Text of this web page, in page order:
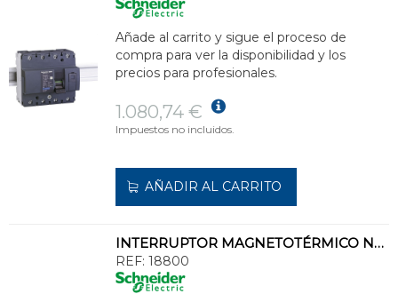
Añade al carrito y sigue el proceso de
compra para ver la disponibilidad y los
precios para profesionales.
1.080,74 €
Impuestos no incluidos.
AÑADIR AL CARRITO
INTERRUPTOR MAGNETOTÉRMICO NG125L 3P 16A CURVA-C
REF: 18800